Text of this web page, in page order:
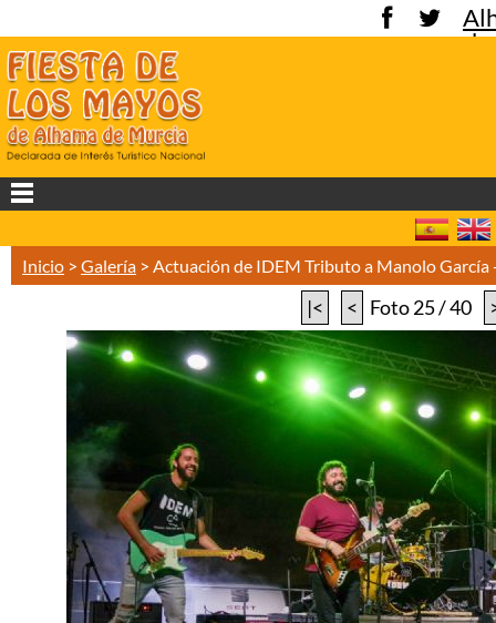
de
Inicio > Galería > Actuación de IDEM Tributo a Manolo
|< < Foto 25 / 40